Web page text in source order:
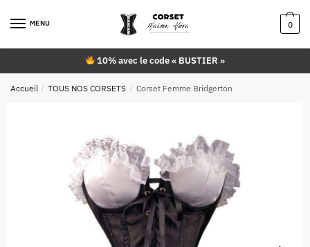
MENU 0
10% avec le code « BUSTIER »
Accueil / TOUS NOS CORSETS / Corset Femme Bridgerton